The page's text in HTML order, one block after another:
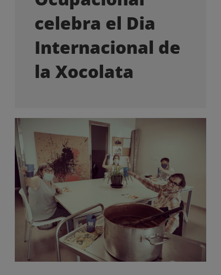
OFERTES LABORALS
LA BOTIGA
celebra el Dia
Internacional de
la Xocolata